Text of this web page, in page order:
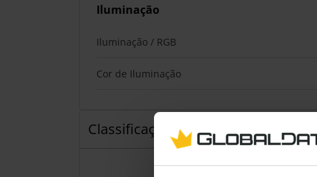
Iluminação
Iluminação / RGB
Cor de Iluminação
Classificações